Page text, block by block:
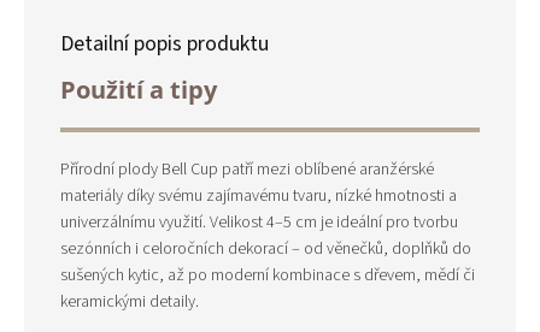
Detailní popis produktu
Použití a tipy
Přírodní plody Bell Cup patří mezi oblíbené aranžérské
materiály díky svému zajímavému tvaru, nízké hmotnosti a
univerzálnímu využití. Velikost 4–5 cm je ideální pro tvorbu
sezónních i celoročních dekorací – od věnečků, doplňků do
sušených kytic, až po moderní kombinace s dřevem, mědí či
keramickými detaily.